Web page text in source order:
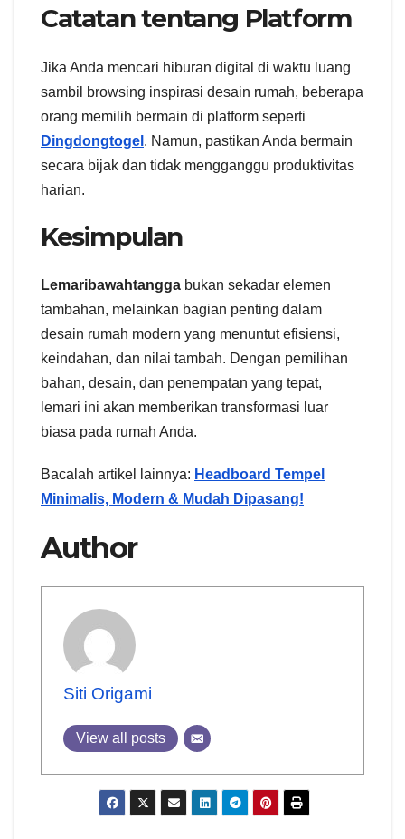
Catatan tentang Platform
Jika Anda mencari hiburan digital di waktu luang
sambil browsing inspirasi desain rumah, beberapa
orang memilih bermain di platform seperti
Dingdongtogel . Namun, pastikan Anda bermain
secara bijak dan tidak mengganggu produktivitas
harian.
Kesimpulan
Lemaribawahtangga bukan sekadar elemen
tambahan, melainkan bagian penting dalam
desain rumah modern yang menuntut efisiensi,
keindahan, dan nilai tambah. Dengan pemilihan
bahan, desain, dan penempatan yang tepat,
lemari ini akan memberikan transformasi luar
biasa pada rumah Anda.
Bacalah artikel lainnya: Headboard Tempel
Minimalis, Modern & Mudah Dipasang!
Author
Siti Origami
View all posts